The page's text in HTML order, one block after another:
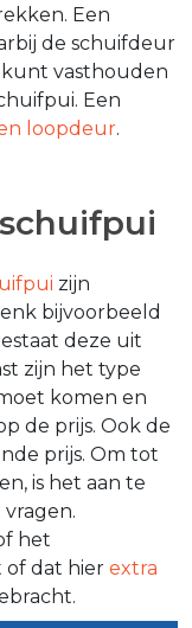
Een
de schuifdeur
kunt vasthouden
Een
loopdeur.
zijn
bijvoorbeeld
deze uit
zijn het type
komen en
de prijs. Ook de
prijs. Om tot
is het aan te
het
of dat hier extra